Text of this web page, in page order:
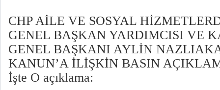
CHP AİLE VE SOSYAL
GENEL BAŞKAN YARDIMCISI VE
GENEL BAŞKANI AYLİN
KANUN’A İLİŞKİN BASIN
İşte O açıklama: